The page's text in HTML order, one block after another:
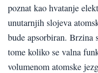
poznat kao hvatanje
unutarnjih slojeva
bude apsorbiran. Brzina
tome koliko se valna
volumenom atomske